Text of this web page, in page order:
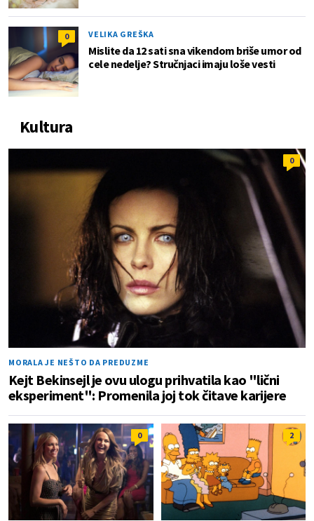
0 VELIKA GREŠKA
Mislite da 12 sati sna vikendom briše umor od
cele nedelje? Stručnjaci imaju loše vesti
Kultura
0
MORALA JE NEŠTO DA PREDUZME
Kejt Bekinsejl je ovu ulogu prihvatila kao "lični
eksperiment": Promenila joj tok čitave karijere
0 2